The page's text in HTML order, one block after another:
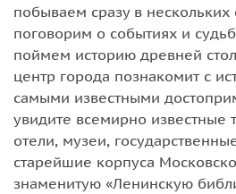
побываем сразу в нескольких
поговорим о событиях и
поймем историю древней
центр города познакомит с
самыми известными
увидите всемирно известные
отели, музеи,
старейшие корпуса
знаменитую «Ленинскую